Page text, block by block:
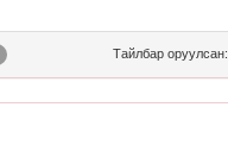
Тайлбар оруулсан: